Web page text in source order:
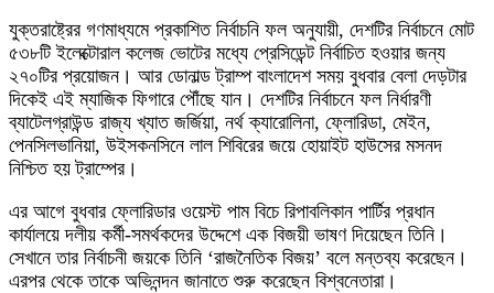
যুক্তরাষ্ট্রের গণমাধ্যমে প্রকাশিত নির্বাচনি ফল অনুযায়ী, দেশটির নির্বাচনে মোট
৫৩৮টি ইলেক্টোরাল কলেজ ভোটের মধ্যে প্রেসিডেন্ট নির্বাচিত হওয়ার জন্য
২৭০টির প্রয়োজন। আর ডোনাল্ড ট্রাম্প বাংলাদেশ সময় বুধবার বেলা দেড়টার
দিকেই এই ম্যাজিক ফিগারে পৌঁছে যান। দেশটির নির্বাচনে ফল নির্ধারণী
ব্যাটেলগ্রাউন্ড রাজ্য খ্যাত জর্জিয়া, নর্থ ক্যারোলিনা, ফ্লোরিডা, মেইন,
পেনসিলভানিয়া, উইসকনসিনে লাল শিবিরের জয়ে হোয়াইট হাউসের মসনদ
নিশ্চিত হয় ট্রাম্পের।
এর আগে বুধবার ফ্লোরিডার ওয়েস্ট পাম বিচে রিপাবলিকান পার্টির প্রধান
কার্যালয়ে দলীয় কর্মী-সমর্থকদের উদ্দেশে এক বিজয়ী ভাষণ দিয়েছেন তিনি।
সেখানে তার নির্বাচনী জয়কে তিনি ‘রাজনৈতিক বিজয়’ বলে মন্তব্য করেছেন।
এরপর থেকে তাকে অভিনন্দন জানাতে শুরু করেছেন বিশ্বনেতারা।